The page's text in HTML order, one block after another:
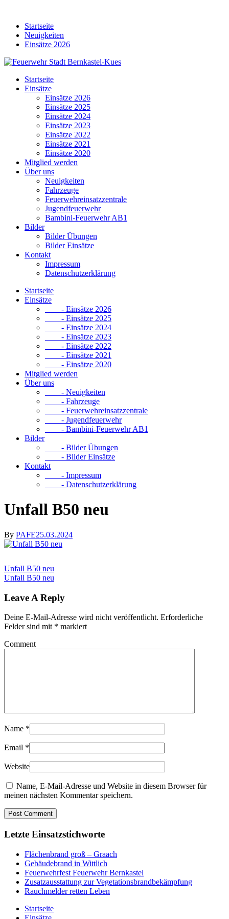
contentStartseite
Neuigkeiten
Einsätze 2026
Startseite
Einsätze
Einsätze 2026
Einsätze 2025
Einsätze 2024
Einsätze 2023
Einsätze 2022
Einsätze 2021
Einsätze 2020
Mitglied werden
Über uns
Neuigkeiten
Fahrzeuge
Feuerwehreinsatzzentrale
Jugendfeuerwehr
Bambini-Feuerwehr AB1
Bilder
Bilder Übungen
Bilder Einsätze
Kontakt
Impressum
Datenschutzerklärung
Startseite
Einsätze
- Einsätze 2026
- Einsätze 2025
- Einsätze 2024
- Einsätze 2023
- Einsätze 2022
- Einsätze 2021
- Einsätze 2020
Mitglied werden
Über uns
- Neuigkeiten
- Fahrzeuge
- Feuerwehreinsatzzentrale
- Jugendfeuerwehr
- Bambini-Feuerwehr AB1
Bilder
- Bilder Übungen
- Bilder Einsätze
Kontakt
- Impressum
- Datenschutzerklärung
Unfall B50 neu
By PAFE25.03.2024
Unfall B50 neu
Unfall B50 neu
Leave A Reply
Deine E-Mail-Adresse wird nicht veröffentlicht. Erforderliche
Felder sind mit * markiert
Comment
Name *
Email *
Website
Name, E-Mail-Adresse und Website in diesem Browser für
meinen nächsten Kommentar speichern.
Letzte Einsatzstichworte
Flächenbrand groß – Graach
Gebäudebrand in Wittlich
Feuerwehrfest Feuerwehr Bernkastel
Zusatzausstattung zur Vegetationsbrandbekämpfung
Rauchmelder retten Leben
Startseite